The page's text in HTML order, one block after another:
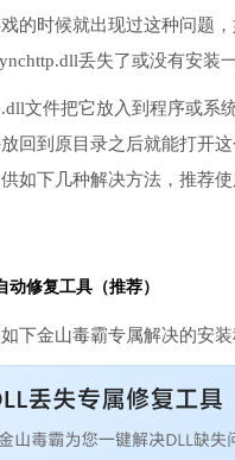
的时候就出现过这种问题
丢失了或没有安装
文件把它放入到程序或系
回到原目录之后就能打开
如下几种解决方法，推荐
动修复工具（推荐）
下金山毒霸专属解决的安